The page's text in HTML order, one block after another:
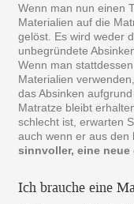
Wenn man nun einen
Materialien auf die
gelöst. Es wird weder
unbegründete
Wenn man
Materialien
das Absinken
Matratze bleibt
schlecht ist, erwarten
auch wenn er aus den
sinnvoller, eine neue
Ich brauche eine